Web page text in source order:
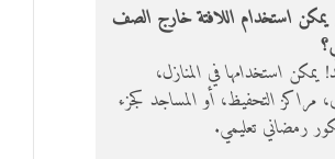
استخدام اللافتة خارج الصف
يمكن استخدامها في المنازل،
مراكز التحفيظ، أو المساجد كجزء
رمضاني تعليمي.